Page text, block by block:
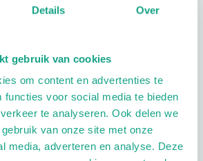
Details Over
gebruik van cookies
om content en advertenties te
functies voor social media te bieden
te analyseren. Ook delen we
van onze site met onze
media, adverteren en analyse. Deze